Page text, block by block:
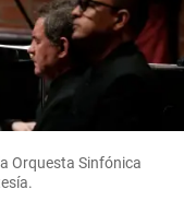
Orquesta Sinfónica